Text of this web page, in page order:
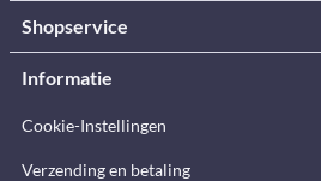
Shopservice
Informatie
Cookie-Instellingen
Verzending en betaling